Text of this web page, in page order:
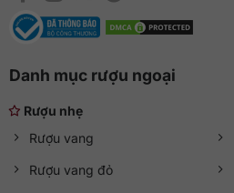
Danh mục rượu ngoại
Rượu nhẹ
Rượu vang
Rượu vang đỏ